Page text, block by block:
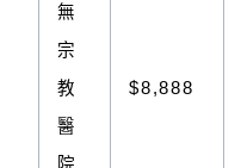
無
宗
教
醫
$8,888